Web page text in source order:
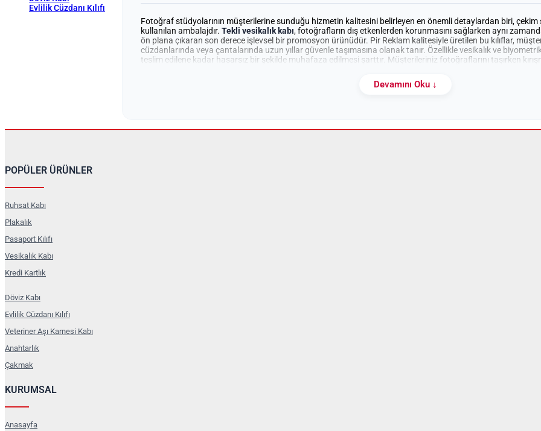
Evlilik Cüzdanı Kılıfı
Fotoğraf stüdyolarının müşterilerine sunduğu hizmetin kalitesini belirleyen en önemli detaylardan biri, çekim
kullanılan ambalajdır. Tekli vesikalık kabı, fotoğrafların dış etkenlerden korunmasını sağlarken aynı
ön plana çıkaran son derece işlevsel bir promosyon ürünüdür. Pir Reklam kalitesiyle üretilen bu kılıflar,
cüzdanlarında veya çantalarında uzun yıllar güvenle taşımasına olanak tanır. Özellikle vesikalık ve
teslim edilene kadar hasarsız bir şekilde muhafaza edilmesi şarttır. Müşterileriniz fotoğraflarını taşırken
Devamını Oku ↓
POPÜLER ÜRÜNLER
Ruhsat Kabı
Plakalık
Pasaport Kılıfı
Vesikalık Kabı
Kredi Kartlık
Döviz Kabı
Evlilik Cüzdanı Kılıfı
Veteriner Aşı Karnesi Kabı
Anahtarlık
Çakmak
KURUMSAL
Anasayfa